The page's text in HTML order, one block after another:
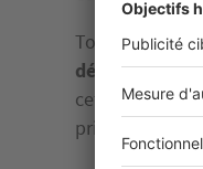
Toute bonne
décennale:
cette garantie,
principal et